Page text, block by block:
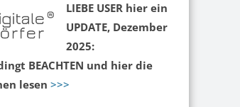
LIEBE USER hier ein
UPDATE, Dezember
2025:
BEACHTEN und hier die
lesen >>>